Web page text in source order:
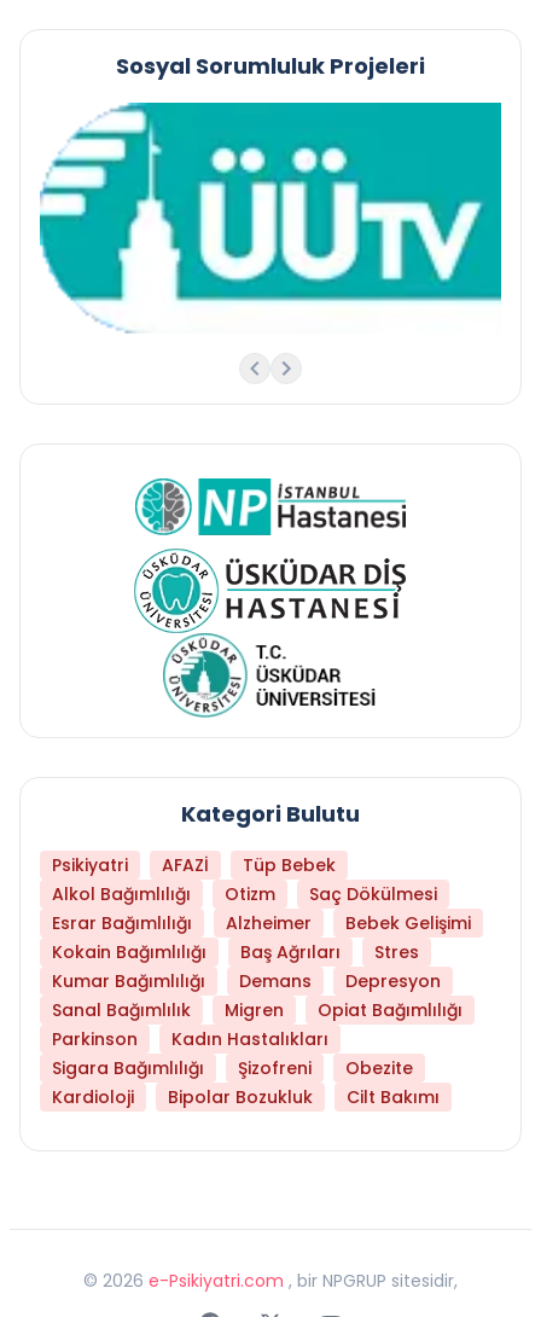
Sosyal Sorumluluk Projeleri
Kategori Bulutu
Psikiyatri AFAZİ
Tüp Bebek
Alkol Bağımlılığı
Otizm
Saç Dökülmesi
Esrar Bağımlılığı
Alzheimer
Bebek Gelişimi
Kokain Bağımlılığı
Baş Ağrıları
Stres
Kumar Bağımlılığı
Demans
Depresyon
Sanal Bağımlılık
Migren
Opiat Bağımlılığı
Parkinson
Kadın Hastalıkları
Sigara Bağımlılığı
Şizofreni
Obezite
Kardioloji
Bipolar Bozukluk Cilt Bakımı
© 2026 e-Psikiyatri.com , bir NPGRUP sitesidir,